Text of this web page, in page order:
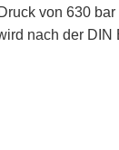
von 630
nach der